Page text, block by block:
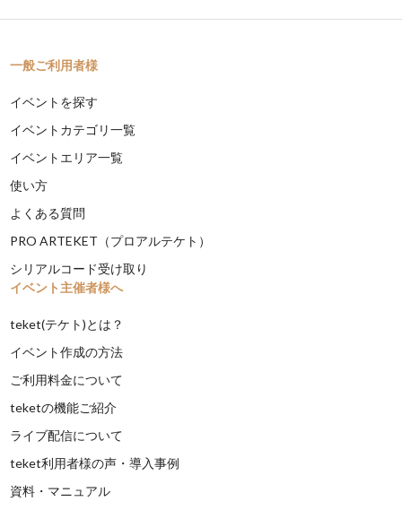
一般ご利用者様
イベントを探す
イベントカテゴリ一覧
イベントエリア一覧
使い方
よくある質問
PRO ARTEKET（プロアルテケト）
シリアルコード受け取り
イベント主催者様へ
teket(テケト)とは？
イベント作成の方法
ご利用料金について
teketの機能ご紹介
ライブ配信について
teket利用者様の声・導入事例
資料・マニュアル